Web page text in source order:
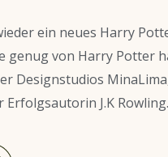
ein neues Harry
genug von Harry Potter
Designstudios
Erfolgsautorin J.K